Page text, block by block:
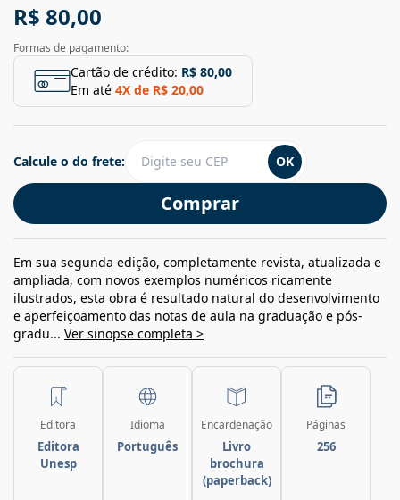
R$ 80,00
Formas de pagamento:
Cartão de crédito: R$ 80,00
Em até 4X de R$ 20,00
Comprar
Calcule o do frete: OK
Em sua segunda edição, completamente revista, atualizada e
ampliada, com novos exemplos numéricos ricamente
ilustrados, esta obra é resultado natural do desenvolvimento
e aperfeiçoamento das notas de aula na graduação e pós-
gradu... Ver sinopse completa >
Editora
Editora
Unesp
Idioma
Português
Encardenação
Livro
brochura
(paperback)
Páginas
256